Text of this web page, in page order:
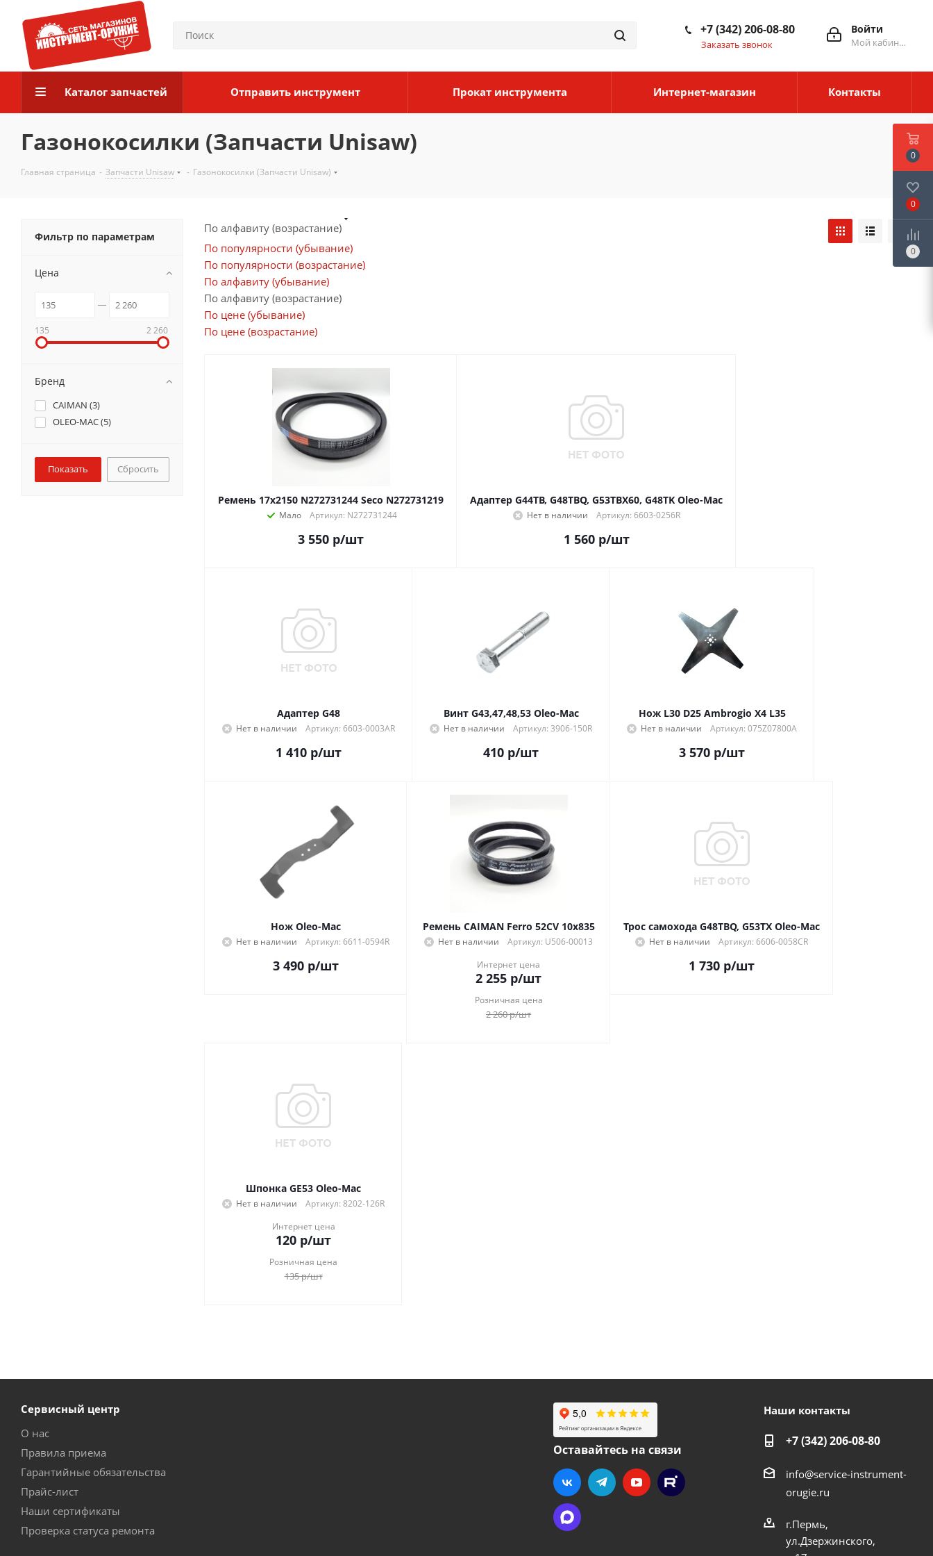
Войти
Мой кабинет
+7 (342) 206-08-80
Заказать звонок
Каталог запчастей Отправить инструмент Прокат инструмента Интернет-магазин Контакты
Газонокосилки (Запчасти Unisaw)
Главная страница - Запчасти Unisaw - Газонокосилки (Запчасти Unisaw)
По алфавиту (возрастание)
По популярности (убывание)
По популярности (возрастание)
По алфавиту (убывание)
По алфавиту (возрастание)
По цене (убывание)
По цене (возрастание)
Ремень 17x2150 N272731244 Seco N272731219
Мало Артикул: N272731244
3 550 р/шт
Адаптер G44TB, G48TBQ, G53TBX60, G48TK Oleo-Mac
Нет в наличии Артикул: 6603-0256R
1 560р/шт
Адаптер G48
Нет в наличии Артикул: 6603-0003AR
1 410 р/шт
Винт G43,47,48,53 Oleo-Mac
Нет в наличии Артикул: 3906-150R
410 р/шт
Нож L30 D25 Ambrogio X4 L35
Нет в наличии Артикул: 075Z07800A
3 570 р/шт
Нож Oleo-Mac
Нет в наличии Артикул: 6611-0594R
3 490 р/шт
Ремень CAIMAN Ferro 52CV 10х835
Нет в наличии
Артикул: U506-00013
Интернет цена
2 255 р/шт
Розничная цена
2 260р/шт
Трос самохода G48TBQ, G53TX Oleo-Mac
Нет в наличии Артикул: 6606-0058CR
1 730 р/шт
Шпонка GE53 Oleo-Mac
Нет в наличии
Артикул: 8202-126R
Интернет цена
120 р/шт
Розничная цена
135р/шт
Фильтр по параметрам
Цена
135 2 260
Бренд
CAIMAN (3)
OLEO-MAC (5)
Сбросить
Сервисный центр
О нас
Правила приема
Гарантийные обязательства
Прайс-лист
Наши сертификаты
Проверка статуса ремонта
Оставайтесь на связи
Наши контакты
+7 (342) 206-08-80
info@service-instrument-
orugie.ru
г.Пермь,
ул.Дзержинского,
0
0
0